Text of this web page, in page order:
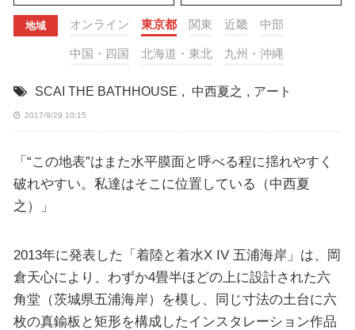
地域 オンライン 東京都 関東 近畿 中部
中国・四国 北海道・東北 九州・沖縄
SCAI THE BATHHOUSE , 中西夏之 , アート
2017/9/29 10:15
「“この地表”はまた水平膜面と呼べる程に揺れやすく
破れやすい。私達はそこに位置している（中西夏
之）」
2013年に発表した「着陸と着水X IV 五浦海岸」は、岡
倉天心により、わずか4畳半ほどの上に設計された六
角堂（茨城県五浦海岸）を模し、同じ寸法の土台に六
枚の真鍮板と矩形を構成したインスタレーション作品